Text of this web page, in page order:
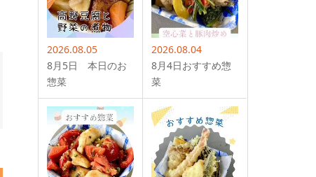
2026.08.05
8月5日 本日のお
惣菜
2026.08.04
8月4日おすすめ惣
菜